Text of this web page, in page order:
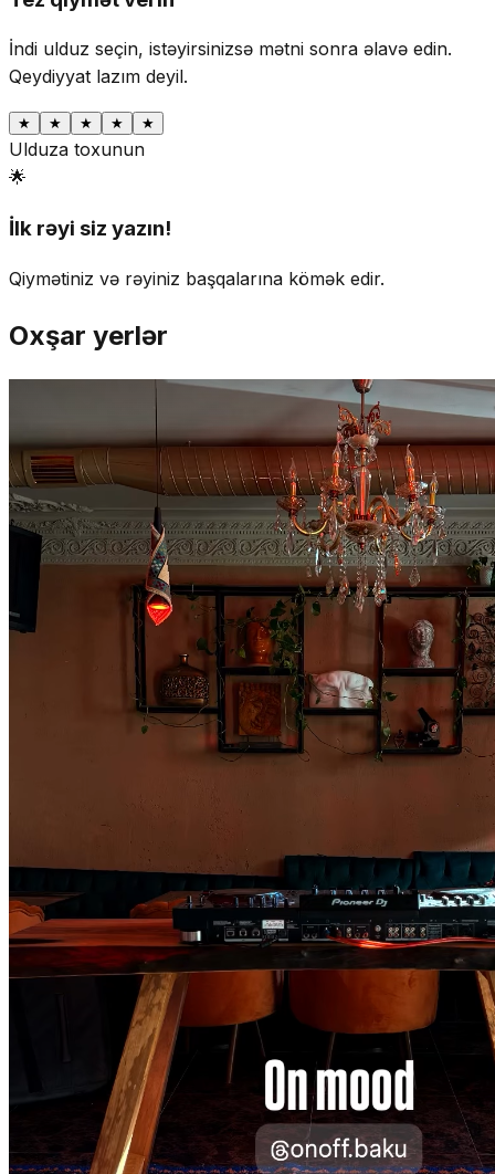
İndi ulduz seçin, istəyirsinizsə mətni sonra əlavə edin.
Qeydiyyat lazım deyil.
★ ★ ★ ★ ★
Ulduza toxunun
🌟
İlk rəyi siz yazın!
Qiymətiniz və rəyiniz başqalarına kömək edir.
Oxşar yerlər